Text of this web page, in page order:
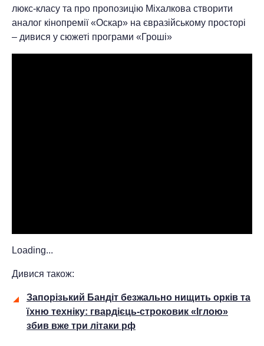
люкс-класу та про пропозицію Міхалкова створити
аналог кінопремії «Оскар» на євразійському просторі
– дивися у сюжеті програми «Гроші»
Loading...
Дивися також:
Запорізький Бандіт безжально нищить орків та
їхню техніку: гвардієць-строковик «Іглою»
збив вже три літаки рф